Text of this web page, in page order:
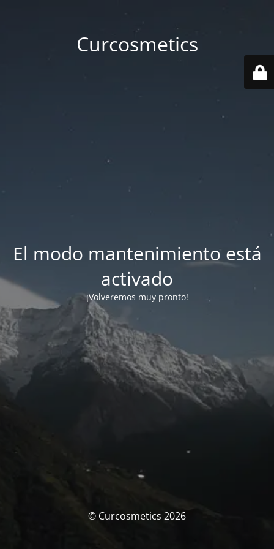
Curcosmetics
El modo mantenimiento está
activado
¡Volveremos muy pronto!
© Curcosmetics 2026